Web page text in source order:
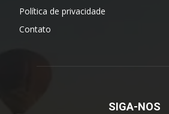
Política de privacidade
Contato
SIGA-NOS